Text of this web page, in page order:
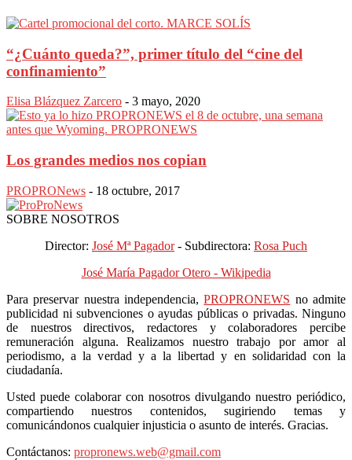
“¿Cuánto queda?”, primer título del “cine del
confinamiento”
Elisa Blázquez Zarcero - 3 mayo, 2020
Los grandes medios nos copian
PROPRONews - 18 octubre, 2017
SOBRE NOSOTROS
Director: José Mª Pagador- Subdirectora: Rosa Puch
José María Pagador Otero - Wikipedia
Para preservar nuestra independencia,PROPRONEWS no admite
publicidad ni subvenciones o ayudas públicas o privadas. Ninguno
de nuestros directivos, redactores y colaboradores percibe
remuneración alguna. Realizamos nuestro trabajo por amor al
periodismo, a la verdad y a la libertad y en solidaridad con la
ciudadanía.
Usted puede colaborar con nosotros divulgando nuestro periódico,
compartiendo nuestros contenidos, sugiriendo temas y
comunicándonos cualquier injusticia o asunto de interés. Gracias.
Contáctanos: propronews.web@gmail.com